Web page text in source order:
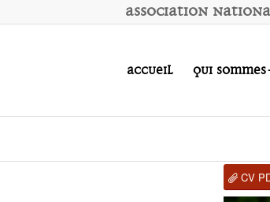
Association N
Accueil Qui
CV